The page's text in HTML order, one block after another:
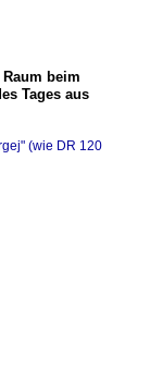
beim
Tages aus
(wie DR 120